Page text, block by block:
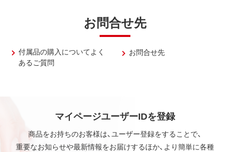
お問合せ先
付属品の購入についてよく
あるご質問
お問合せ先
マイページユーザーIDを登録
商品をお持ちのお客様は、ユーザー登録をすることで、
重要なお知らせや最新情報をお届けするほか、より簡単に各種